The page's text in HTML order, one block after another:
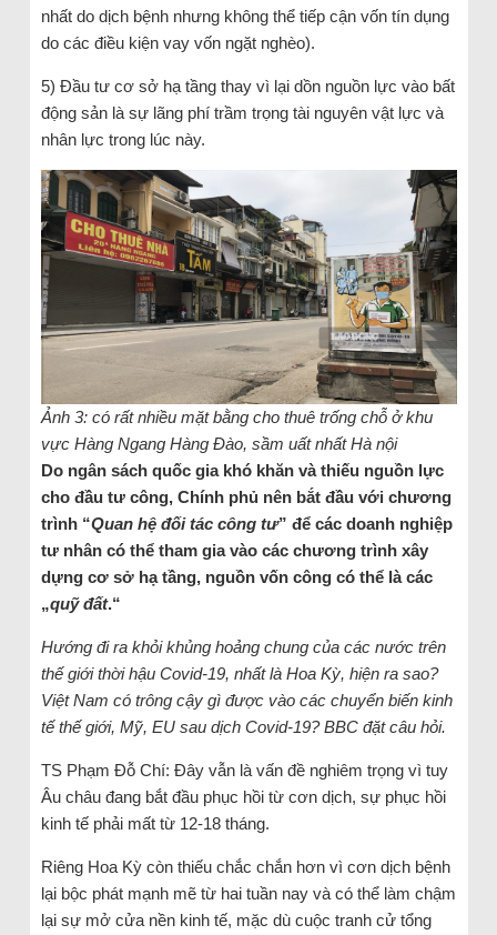
nhất do dịch bệnh nhưng không thể tiếp cận vốn tín dụng
do các điều kiện vay vốn ngặt nghèo).
5) Đầu tư cơ sở hạ tầng thay vì lại dồn nguồn lực vào bất
động sản là sự lãng phí trầm trọng tài nguyên vật lực và
nhân lực trong lúc này.
Ảnh 3: có rất nhiều mặt bằng cho thuê trống chỗ ở khu
vực Hàng Ngang Hàng Đào, sầm uất nhất Hà nội
Do ngân sách quốc gia khó khăn và thiếu nguồn lực
cho đầu tư công, Chính phủ nên bắt đầu với chương
trình “Quan hệ đối tác công tư” để các doanh nghiệp
tư nhân có thể tham gia vào các chương trình xây
dựng cơ sở hạ tầng, nguồn vốn công có thể là các
„quỹ đất.“
Hướng đi ra khỏi khủng hoảng chung của các nước trên
thế giới thời hậu Covid-19, nhất là Hoa Kỳ, hiện ra sao?
Việt Nam có trông cậy gì được vào các chuyển biến kinh
tế thế giới, Mỹ, EU sau dịch Covid-19? BBC đặt câu hỏi.
TS Phạm Đỗ Chí: Đây vẫn là vấn đề nghiêm trọng vì tuy
Âu châu đang bắt đầu phục hồi từ cơn dịch, sự phục hồi
kinh tế phải mất từ 12-18 tháng.
Riêng Hoa Kỳ còn thiếu chắc chắn hơn vì cơn dịch bệnh
lại bộc phát mạnh mẽ từ hai tuần nay và có thể làm chậm
lại sự mở cửa nền kinh tế, mặc dù cuộc tranh cử tổng